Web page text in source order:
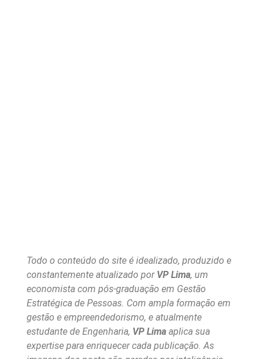
Todo o conteúdo do site é idealizado, produzido e
constantemente atualizado por VP Lima, um
economista com pós-graduação em Gestão
Estratégica de Pessoas. Com ampla formação em
gestão e empreendedorismo, e atualmente
estudante de Engenharia, VP Lima aplica sua
expertise para enriquecer cada publicação. As